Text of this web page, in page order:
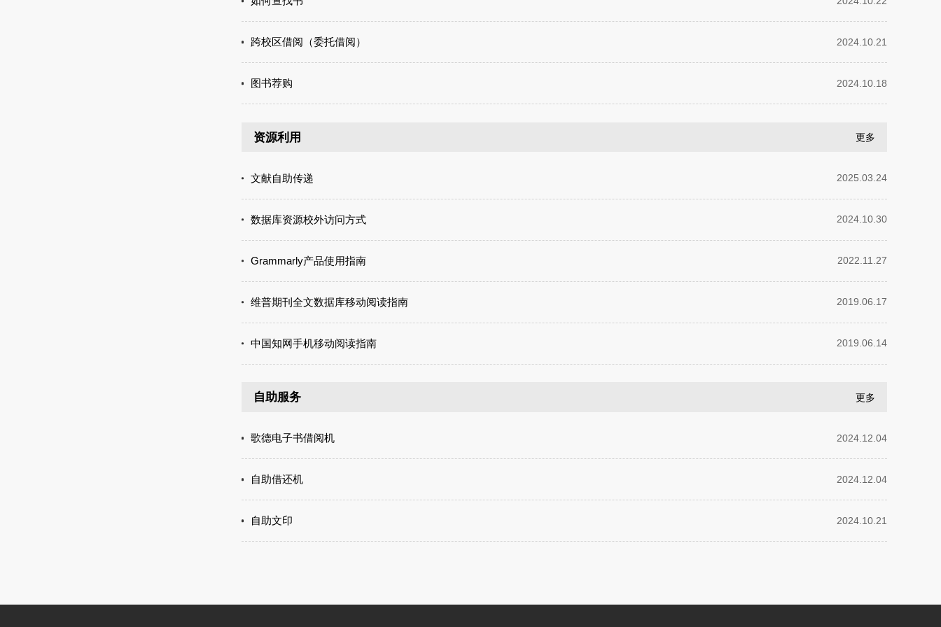
跨校区借阅（委托借阅） 2024.10.21
图书荐购 2024.10.18
资源利用 更多
文献自助传递 2025.03.24
数据库资源校外访问方式 2024.10.30
Grammarly产品使用指南 2022.11.27
维普期刊全文数据库移动阅读指南 2019.06.17
中国知网手机移动阅读指南 2019.06.14
自助服务 更多
歌德电子书借阅机 2024.12.04
自助借还机 2024.12.04
自助文印 2024.10.21